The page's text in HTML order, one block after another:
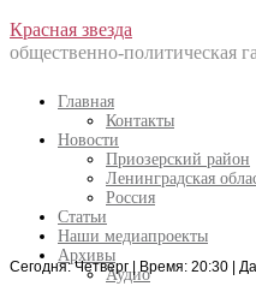
Перейти
к
Красная звезда
общественно-политическая
Главная
Контакты
Новости
Приозерский район
Ленинградская
Россия
Статьи
Наши медиапроекты
Архивы
Аудио
Сегодня: Четверг | Время: 20:30 |